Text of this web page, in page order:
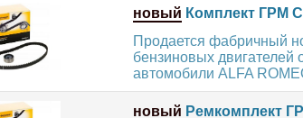
новый Комплект ГРМ
Продается фабричный
бензиновых
автомобили ALFA
новый Ремкомплект